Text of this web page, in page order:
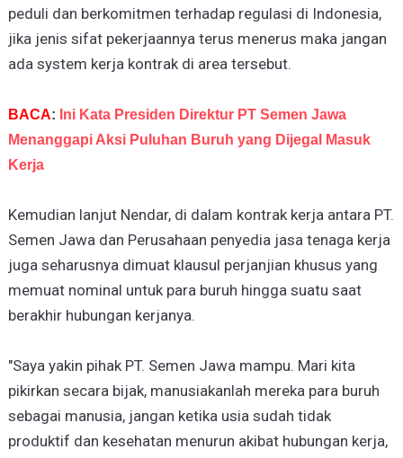
peduli dan berkomitmen terhadap regulasi di Indonesia,
jika jenis sifat pekerjaannya terus menerus maka jangan
ada system kerja kontrak di area tersebut.
BACA: Ini Kata Presiden Direktur PT Semen Jawa
Menanggapi Aksi Puluhan Buruh yang Dijegal Masuk
Kerja
Kemudian lanjut Nendar, di dalam kontrak kerja antara PT.
Semen Jawa dan Perusahaan penyedia jasa tenaga kerja
juga seharusnya dimuat klausul perjanjian khusus yang
memuat nominal untuk para buruh hingga suatu saat
berakhir hubungan kerjanya.
"Saya yakin pihak PT. Semen Jawa mampu. Mari kita
pikirkan secara bijak, manusiakanlah mereka para buruh
sebagai manusia, jangan ketika usia sudah tidak
produktif dan kesehatan menurun akibat hubungan kerja,